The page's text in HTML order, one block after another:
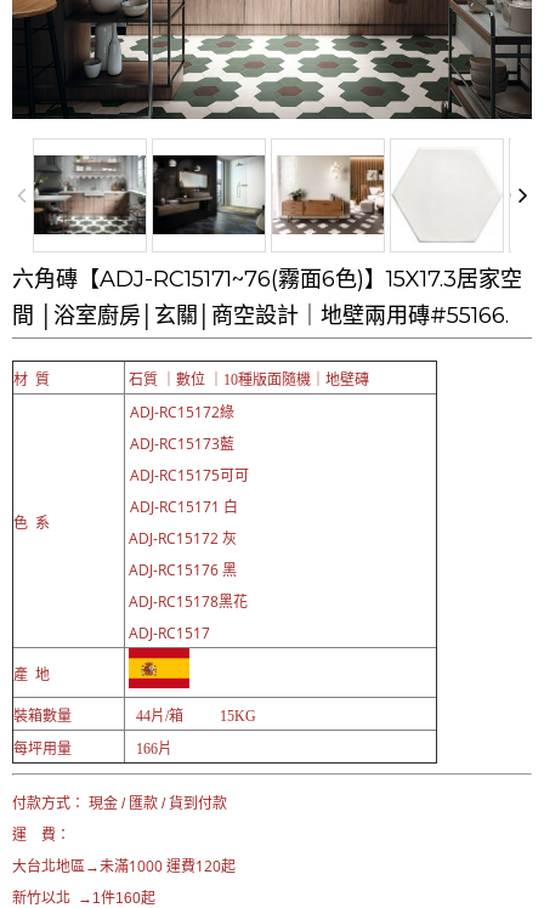
六角磚【ADJ-RC15171~76(霧面6色)】15X17.3居家空
間 │浴室廚房│玄關│商空設計｜地壁兩用磚#55166.
材 質 石質 ｜數位 ｜10種版面隨機｜ 地壁磚
色 系
ADJ-RC15172綠
ADJ-RC15173藍
ADJ-RC15175可可
ADJ-RC15171 白
ADJ-RC15172 灰
ADJ-RC15176 黑
ADJ-RC15178黑花
ADJ-RC1517
產 地
裝箱數量
44片/箱 15KG
每坪用量
166片
付款方式： 現金 / 匯款 / 貨到付款
運 費：
大台北地區→未滿1000 運費120起
新竹以北 →1件160起